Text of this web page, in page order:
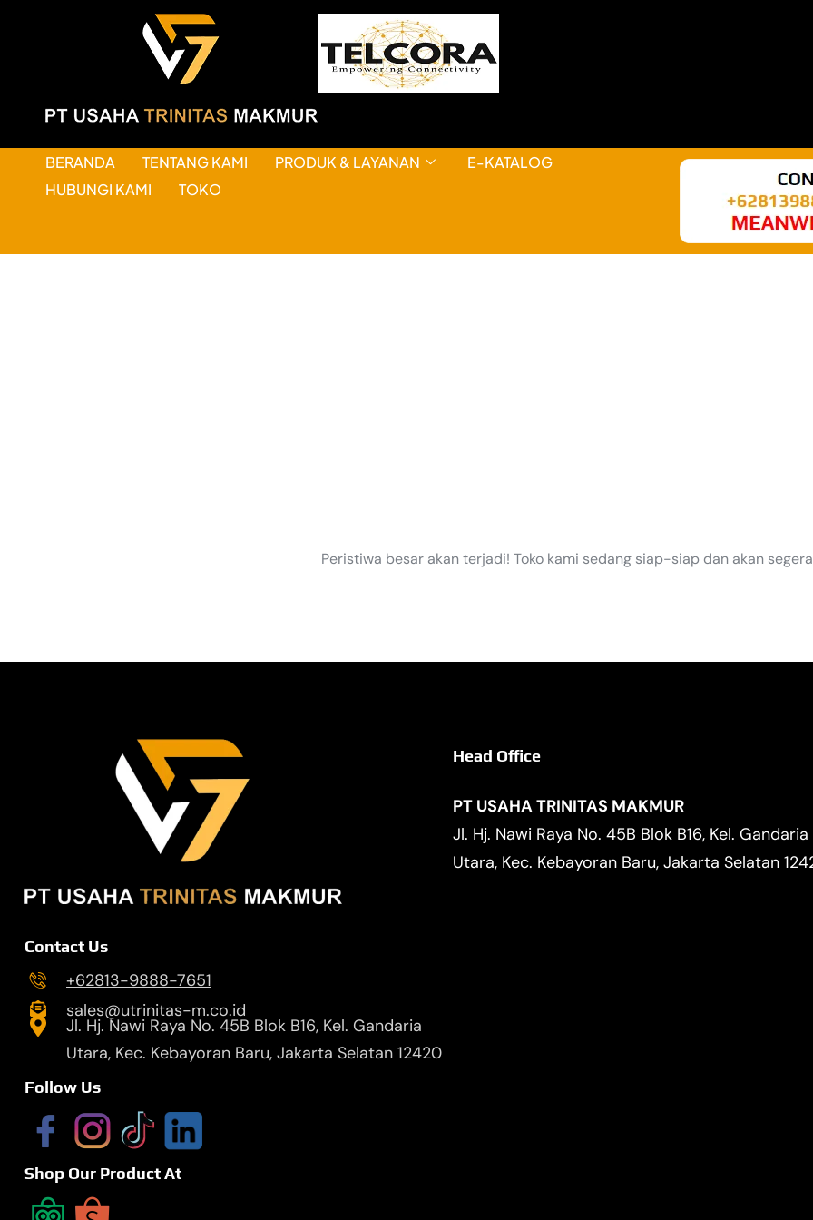
BERANDA TENTANG KAMI PRODUK & LAYANAN
E-KATALOG
HUBUNGI KAMI
TOKO
Peristiwa besar akan terjadi! Toko kami sedang siap-siap dan akan
Contact Us
+62813-9888-7651
sales@utrinitas-m.co.id
Jl. Hj. Nawi Raya No. 45B Blok B16, Kel. Gandaria
Utara, Kec. Kebayoran Baru, Jakarta Selatan 12420
Follow Us
Shop Our Product At
Head Office
PT USAHA TRINITAS MAKMUR
Jl. Hj. Nawi Raya No. 45B Blok B16, Kel. Gandaria
Utara, Kec. Kebayoran Baru, Jakarta Selatan